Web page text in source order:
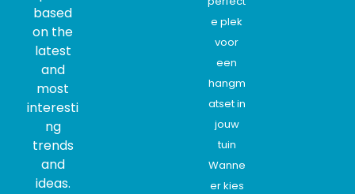
based
on the
latest
and
most
interesti
ng
trends
and
ideas.
e plek
voor
een
hangm
atset in
jouw
tuin
Wanne
er kies